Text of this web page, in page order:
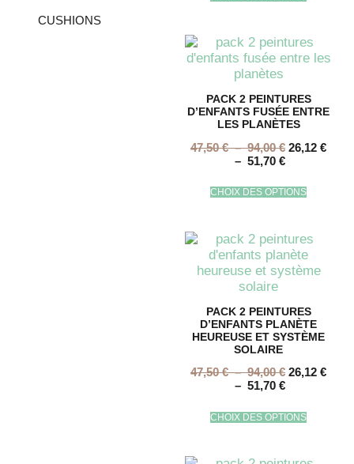
CUSHIONS
PACK 2 PEINTURES
D’ENFANTS FUSÉE ENTRE
LES PLANÈTES
47,50€ – 94,00€ 26,12 €
– 51,70 €
CHOIX DES OPTIONS
PACK 2 PEINTURES
D’ENFANTS PLANÈTE
HEUREUSE ET SYSTÈME
SOLAIRE
47,50€ – 94,00€ 26,12 €
– 51,70 €
CHOIX DES OPTIONS